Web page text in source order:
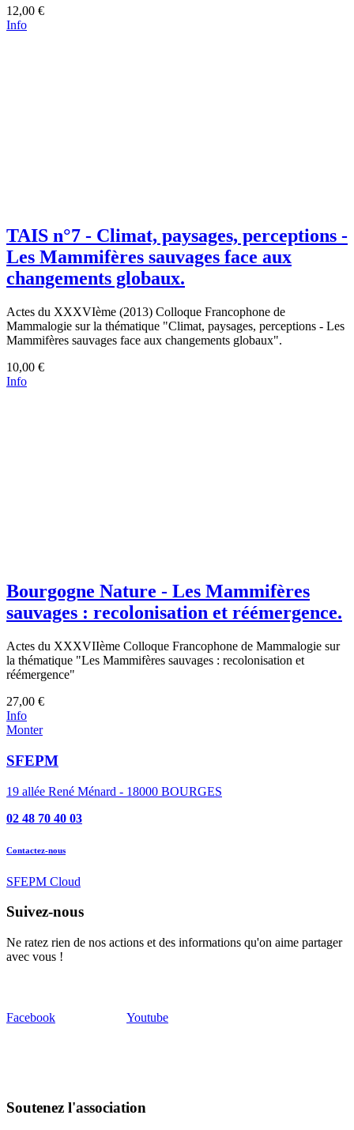
12,00 €
Info
TAIS n°7 - Climat, paysages, perceptions -
Les Mammifères sauvages face aux
changements globaux.
Actes du XXXVIème (2013) Colloque Francophone de
Mammalogie sur la thématique "Climat, paysages, perceptions - Les
Mammifères sauvages face aux changements globaux".
10,00 €
Info
Bourgogne Nature - Les Mammifères
sauvages : recolonisation et réémergence.
Actes du XXXVIIème Colloque Francophone de Mammalogie sur
la thématique "Les Mammifères sauvages : recolonisation et
réémergence"
27,00 €
Info
Monter
SFEPM
19 allée René Ménard - 18000 BOURGES
02 48 70 40 03
Contactez-nous
SFEPM Cloud
Suivez-nous
Ne ratez rien de nos actions et des informations qu'on aime partager
avec vous !
Facebook Youtube
Soutenez l'association